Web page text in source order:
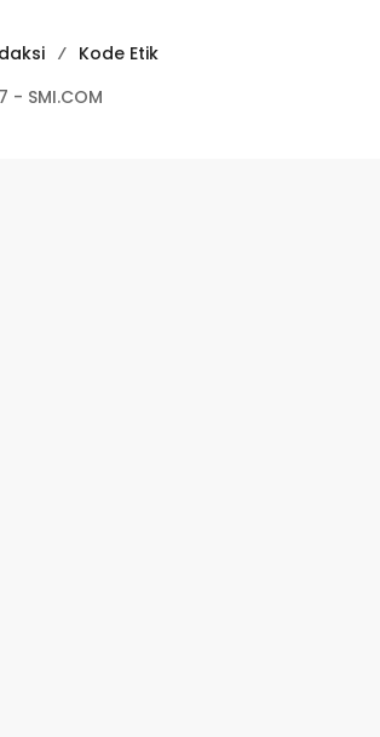
Kode Etik
- SMI.COM